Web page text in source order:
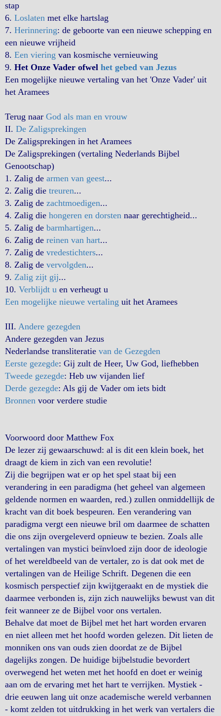
stap
6. Loslaten met elke hartslag
7. Herinnering: de geboorte van een nieuwe schepping en
een nieuwe vrijheid
8. Een viering van kosmische vernieuwing
9. Het Onze Vader ofwel het gebed van Jezus
Een mogelijke nieuwe vertaling van het 'Onze Vader' uit
het Aramees
Terug naar God als man en vrouw
II. De Zaligsprekingen
De Zaligsprekingen in het Aramees
De Zaligsprekingen (vertaling Nederlands Bijbel
Genootschap)
1. Zalig de armen van geest...
2. Zalig die treuren...
3. Zalig de zachtmoedigen...
4. Zalig die hongeren en dorsten naar gerechtigheid...
5. Zalig de barmhartigen...
6. Zalig de reinen van hart...
7. Zalig de vredestichters...
8. Zalig de vervolgden...
9. Zalig zijt gij...
10. Verblijdt u en verheugt u
Een mogelijke nieuwe vertaling uit het Aramees
III. Andere gezegden
Andere gezegden van Jezus
Nederlandse transliteratie van de Gezegden
Eerste gezegde: Gij zult de Heer, Uw God, liefhebben
Tweede gezegde: Heb uw vijanden lief
Derde gezegde: Als gij de Vader om iets bidt
Bronnen voor verdere studie
Voorwoord door Matthew Fox
De lezer zij gewaarschuwd: al is dit een klein boek, het
draagt de kiem in zich van een revolutie!
Zij die begrijpen wat er op het spel staat bij een
verandering in een paradigma (het geheel van algemeen
geldende normen en waarden, red.) zullen onmiddellijk de
kracht van dit boek bespeuren. Een verandering van
paradigma vergt een nieuwe bril om daarmee de schatten
die ons zijn overgeleverd opnieuw te bezien. Zoals alle
vertalingen van mystici beïnvloed zijn door de ideologie
of het wereldbeeld van de vertaler, zo is dat ook met de
vertalingen van de Heilige Schrift. Degenen die een
kosmisch perspectief zijn kwijtgeraakt en de mystiek die
daarmee verbonden is, zijn zich nauwelijks bewust van dit
feit wanneer ze de Bijbel voor ons vertalen.
Behalve dat moet de Bijbel met het hart worden ervaren
en niet alleen met het hoofd worden gelezen. Dit lieten de
monniken ons van ouds zien doordat ze de Bijbel
dagelijks zongen. De huidige bijbelstudie bevordert
overwegend het weten met het hoofd en doet er weinig
aan om de ervaring met het hart te verrijken. Mystiek -
drie eeuwen lang uit onze academische wereld verbannen
- komt zelden tot uitdrukking in het werk van vertalers die